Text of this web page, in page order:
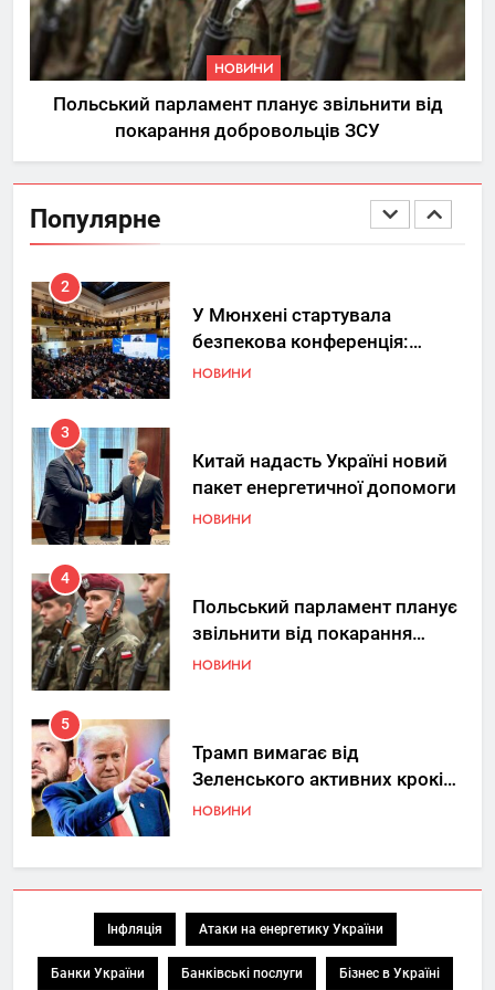
НОВИНИ
Польський парламент планує звільнити від
покарання добровольців ЗСУ
Популярне
Ринок житлової нерухомості
в Україні: ключові орієнтири
під час вибору квартири
НЕРУХОМІСТЬ
вдосконалювати Patriot,
передаючи дані про удари РФ
2
У Мюнхені стартувала
безпекова конференція:
Україна знову у фокусі світу
НОВИНИ
3
Китай надасть Україні новий
пакет енергетичної допомоги
НОВИНИ
4
Польський парламент планує
звільнити від покарання
добровольців ЗСУ
НОВИНИ
5
Трамп вимагає від
Зеленського активних кроків
у мирному процесі
НОВИНИ
6
“Київтеплоенерго” через
обшуки СБУ
НОВИНИ
Інфляція Атаки на енергетику України
Банки України Банківські послуги Бізнес в Україні